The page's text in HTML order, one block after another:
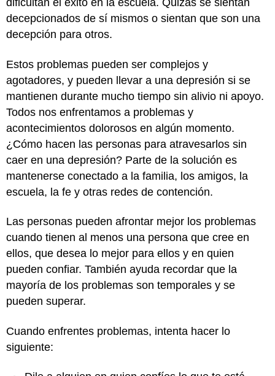
dificultan el éxito en la escuela. Quizás se sientan
decepcionados de sí mismos o sientan que son una
decepción para otros.
Estos problemas pueden ser complejos y
agotadores, y pueden llevar a una depresión si se
mantienen durante mucho tiempo sin alivio ni apoyo.
Todos nos enfrentamos a problemas y
acontecimientos dolorosos en algún momento.
¿Cómo hacen las personas para atravesarlos sin
caer en una depresión? Parte de la solución es
mantenerse conectado a la familia, los amigos, la
escuela, la fe y otras redes de contención.
Las personas pueden afrontar mejor los problemas
cuando tienen al menos una persona que cree en
ellos, que desea lo mejor para ellos y en quien
pueden confiar. También ayuda recordar que la
mayoría de los problemas son temporales y se
pueden superar.
Cuando enfrentes problemas, intenta hacer lo
siguiente: